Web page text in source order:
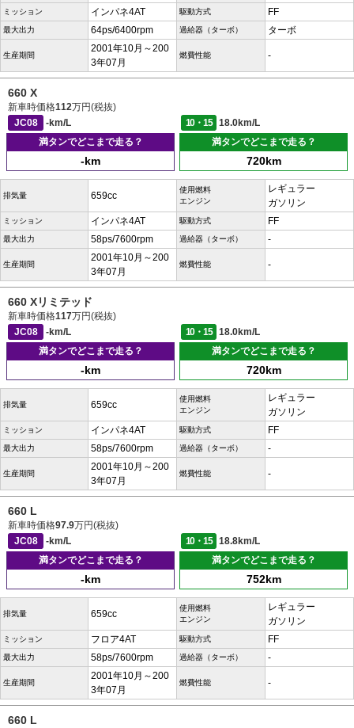
ミッション インパネ4AT 駆動方式 FF
最大出力 64ps/6400rpm 過給器（ターボ） ターボ
生産期間
2001年10月～200
3年07月
燃費性能 -
660 X
新車時価格112万円(税抜)
JC08
-km/L 10・15
18.0km/L
満タンでどこまで走る？
-km
満タンでどこまで走る？
720km
排気量 659cc
使用燃料
エンジン
レギュラー
ガソリン
ミッション インパネ4AT 駆動方式 FF
最大出力 58ps/7600rpm 過給器（ターボ） -
生産期間
2001年10月～200
3年07月
燃費性能 -
660 Xリミテッド
新車時価格117万円(税抜)
JC08
-km/L 10・15
18.0km/L
満タンでどこまで走る？
-km
満タンでどこまで走る？
720km
排気量 659cc
使用燃料
エンジン
レギュラー
ガソリン
ミッション インパネ4AT 駆動方式 FF
最大出力 58ps/7600rpm 過給器（ターボ） -
生産期間
2001年10月～200
3年07月
燃費性能 -
660 L
新車時価格97.9万円(税抜)
JC08
-km/L 10・15
18.8km/L
満タンでどこまで走る？
-km
満タンでどこまで走る？
752km
排気量 659cc
使用燃料
エンジン
レギュラー
ガソリン
ミッション フロア4AT 駆動方式 FF
最大出力 58ps/7600rpm 過給器（ターボ） -
生産期間
2001年10月～200
3年07月
燃費性能 -
660 L